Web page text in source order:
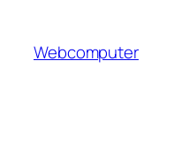
innehåll
Webcomputer